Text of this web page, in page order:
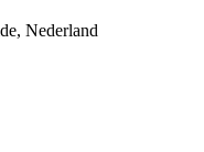
Nederland